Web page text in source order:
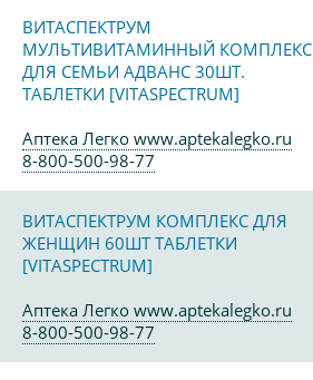
ВИТАСПЕКТРУМ
МУЛЬТИВИТАМИННЫЙ КОМПЛЕКС
ДЛЯ СЕМЬИ АДВАНС 30ШТ.
ТАБЛЕТКИ [VITASPECTRUM]
Аптека Легко www.aptekalegko.ru
8-800-500-98-77
ВИТАСПЕКТРУМ КОМПЛЕКС ДЛЯ
ЖЕНЩИН 60ШТ ТАБЛЕТКИ
[VITASPECTRUM]
Аптека Легко www.aptekalegko.ru
8-800-500-98-77